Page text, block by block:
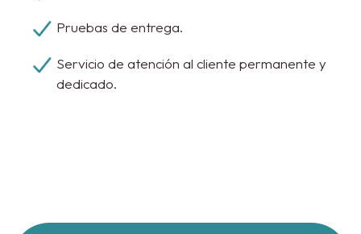
Pruebas de entrega.
Servicio de atención al cliente permanente y
dedicado.